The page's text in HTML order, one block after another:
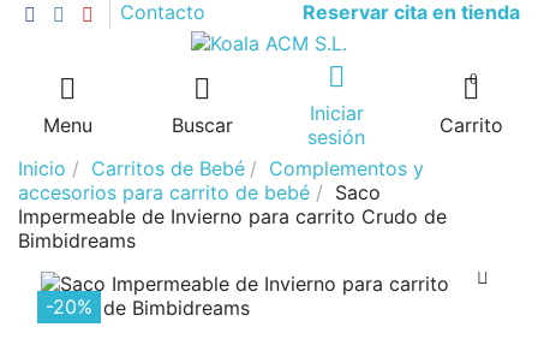
Contacto Reservar cita en tienda
Menu Buscar
Iniciar
sesión
0
Carrito
Inicio
Carritos de Bebé
Complementos y
accesorios para carrito de bebé
Saco
Impermeable de Invierno para carrito Crudo de
Bimbidreams
-20%